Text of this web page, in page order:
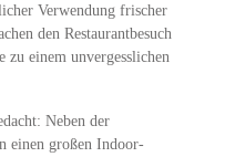
Verwendung frischer
den Restaurantbesuch
einem unvergesslichen
Neben der
einen großen Indoor-